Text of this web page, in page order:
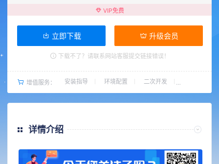
VIP免费
立即下载 升级会员
下载不了？请联系网站客服提交链接错误！
增值服务： 安装指导 环境配置 二次开发
详情介绍